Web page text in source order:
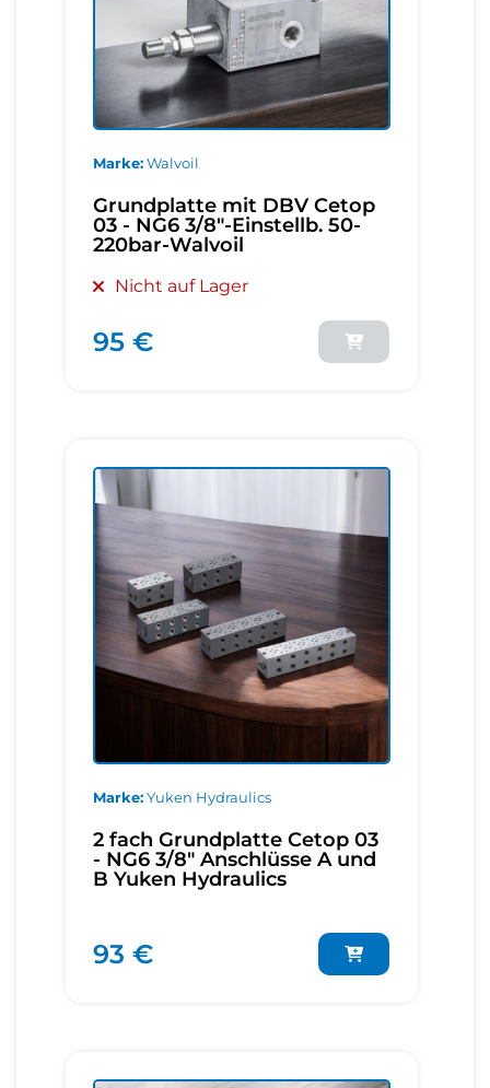
Marke Walvoil
Grundplatte mit DBV Cetop
03 - NG6 3/8"-Einstellb. 50-
220bar-Walvoil
Nicht auf Lager
95 €
Marke Yuken Hydraulics
2 fach Grundplatte Cetop 03
- NG6 3/8" Anschlüsse A und
B Yuken Hydraulics
93 €